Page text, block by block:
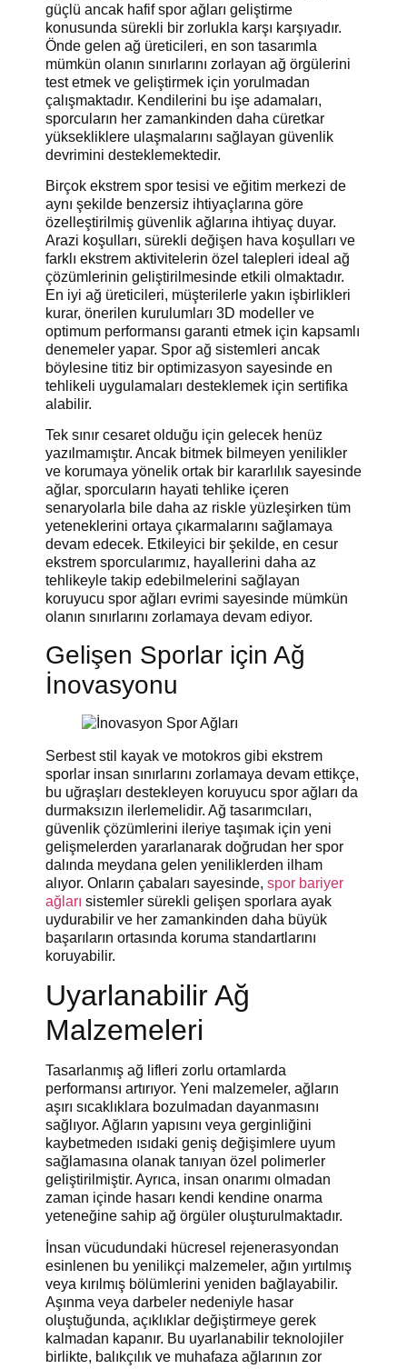
güçlü ancak hafif spor ağları geliştirme
konusunda sürekli bir zorlukla karşı karşıyadır.
Önde gelen ağ üreticileri, en son tasarımla
mümkün olanın sınırlarını zorlayan ağ örgülerini
test etmek ve geliştirmek için yorulmadan
çalışmaktadır. Kendilerini bu işe adamaları,
sporcuların her zamankinden daha cüretkar
yüksekliklere ulaşmalarını sağlayan güvenlik
devrimini desteklemektedir.
Birçok ekstrem spor tesisi ve eğitim merkezi de
aynı şekilde benzersiz ihtiyaçlarına göre
özelleştirilmiş güvenlik ağlarına ihtiyaç duyar.
Arazi koşulları, sürekli değişen hava koşulları ve
farklı ekstrem aktivitelerin özel talepleri ideal ağ
çözümlerinin geliştirilmesinde etkili olmaktadır.
En iyi ağ üreticileri, müşterilerle yakın işbirlikleri
kurar, önerilen kurulumları 3D modeller ve
optimum performansı garanti etmek için kapsamlı
denemeler yapar. Spor ağ sistemleri ancak
böylesine titiz bir optimizasyon sayesinde en
tehlikeli uygulamaları desteklemek için sertifika
alabilir.
Tek sınır cesaret olduğu için gelecek henüz
yazılmamıştır. Ancak bitmek bilmeyen yenilikler
ve korumaya yönelik ortak bir kararlılık sayesinde
ağlar, sporcuların hayati tehlike içeren
senaryolarla bile daha az riskle yüzleşirken tüm
yeteneklerini ortaya çıkarmalarını sağlamaya
devam edecek. Etkileyici bir şekilde, en cesur
ekstrem sporcularımız, hayallerini daha az
tehlikeyle takip edebilmelerini sağlayan
koruyucu spor ağları evrimi sayesinde mümkün
olanın sınırlarını zorlamaya devam ediyor.
Gelişen Sporlar için Ağ
İnovasyonu
Serbest stil kayak ve motokros gibi ekstrem
sporlar insan sınırlarını zorlamaya devam ettikçe,
bu uğraşları destekleyen koruyucu spor ağları da
durmaksızın ilerlemelidir. Ağ tasarımcıları,
güvenlik çözümlerini ileriye taşımak için yeni
gelişmelerden yararlanarak doğrudan her spor
dalında meydana gelen yeniliklerden ilham
alıyor. Onların çabaları sayesinde, spor bariyer
ağları sistemler sürekli gelişen sporlara ayak
uydurabilir ve her zamankinden daha büyük
başarıların ortasında koruma standartlarını
koruyabilir.
Uyarlanabilir Ağ
Malzemeleri
Tasarlanmış ağ lifleri zorlu ortamlarda
performansı artırıyor. Yeni malzemeler, ağların
aşırı sıcaklıklara bozulmadan dayanmasını
sağlıyor. Ağların yapısını veya gerginliğini
kaybetmeden ısıdaki geniş değişimlere uyum
sağlamasına olanak tanıyan özel polimerler
geliştirilmiştir. Ayrıca, insan onarımı olmadan
zaman içinde hasarı kendi kendine onarma
yeteneğine sahip ağ örgüler oluşturulmaktadır.
İnsan vücudundaki hücresel rejenerasyondan
esinlenen bu yenilikçi malzemeler, ağın yırtılmış
veya kırılmış bölümlerini yeniden bağlayabilir.
Aşınma veya darbeler nedeniyle hasar
oluştuğunda, açıklıklar değiştirmeye gerek
kalmadan kapanır. Bu uyarlanabilir teknolojiler
birlikte, balıkçılık ve muhafaza ağlarının zor